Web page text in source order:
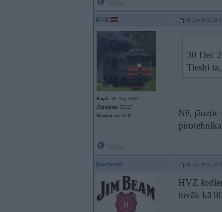
RVR 30. Dec 2015,
Kopš: 18. Sep 2008
Ziņojumi: 23127
Braucu ar: RVR
30 Dec
Tieshi
Nē, jāuztic
jim-beam 30. Dec 2015,
HVZ
tuvāk kā